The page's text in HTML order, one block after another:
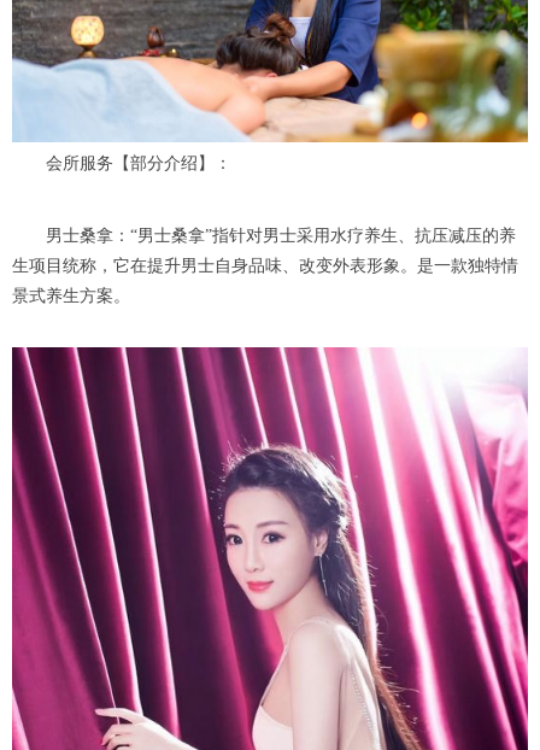
会所服务【部分介绍】：
男士桑拿：“男士桑拿”指针对男士采用水疗养生、抗压减压的养
生项目统称，它在提升男士自身品味、改变外表形象。是一款独特情
景式养生方案。